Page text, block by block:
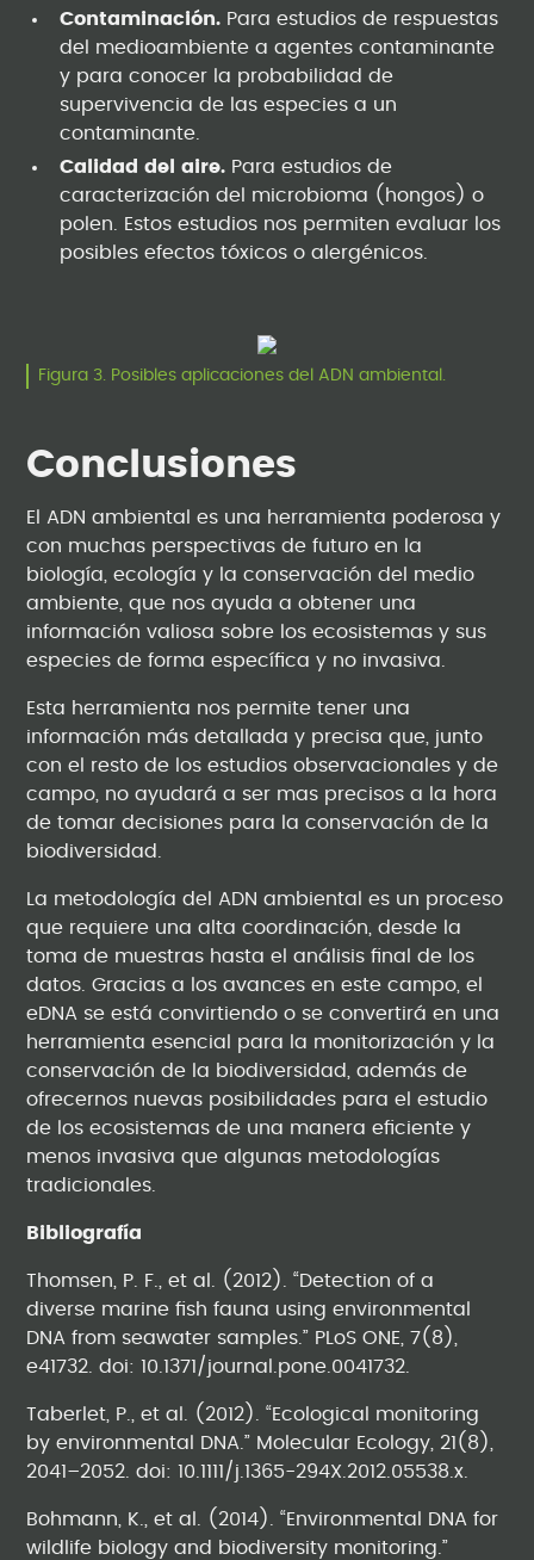
Contaminación. Para estudios de respuestas
del medioambiente a agentes contaminante
y para conocer la probabilidad de
supervivencia de las especies a un
contaminante.
Calidad del aire. Para estudios de
caracterización del microbioma (hongos) o
polen. Estos estudios nos permiten evaluar los
posibles efectos tóxicos o alergénicos.
Figura 3. Posibles aplicaciones del ADN ambiental.
Conclusiones
El ADN ambiental es una herramienta poderosa y
con muchas perspectivas de futuro en la
biología, ecología y la conservación del medio
ambiente, que nos ayuda a obtener una
información valiosa sobre los ecosistemas y sus
especies de forma específica y no invasiva.
Esta herramienta nos permite tener una
información más detallada y precisa que, junto
con el resto de los estudios observacionales y de
campo, no ayudará a ser mas precisos a la hora
de tomar decisiones para la conservación de la
biodiversidad.
La metodología del ADN ambiental es un proceso
que requiere una alta coordinación, desde la
toma de muestras hasta el análisis final de los
datos. Gracias a los avances en este campo, el
eDNA se está convirtiendo o se convertirá en una
herramienta esencial para la monitorización y la
conservación de la biodiversidad, además de
ofrecernos nuevas posibilidades para el estudio
de los ecosistemas de una manera eficiente y
menos invasiva que algunas metodologías
tradicionales.
Bibliografía
Thomsen, P. F., et al. (2012). “Detection of a
diverse marine fish fauna using environmental
DNA from seawater samples.” PLoS ONE, 7(8),
e41732. doi: 10.1371/journal.pone.0041732.
Taberlet, P., et al. (2012). “Ecological monitoring
by environmental DNA.” Molecular Ecology, 21(8),
2041–2052. doi: 10.1111/j.1365-294X.2012.05538.x.
Bohmann, K., et al. (2014). “Environmental DNA for
wildlife biology and biodiversity monitoring.”